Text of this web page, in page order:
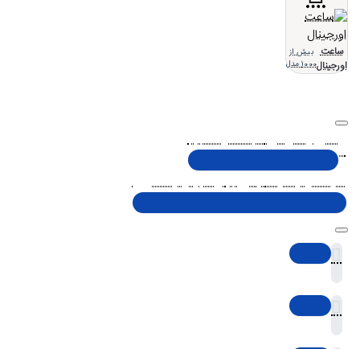
ساعت
اورجینال
بیش از
1000 مدل
تلفن پشتیبانی 48000030 - 021
شنبه تا پنجشنبه، 10 الی 19 (به جز ایام تعطیل)